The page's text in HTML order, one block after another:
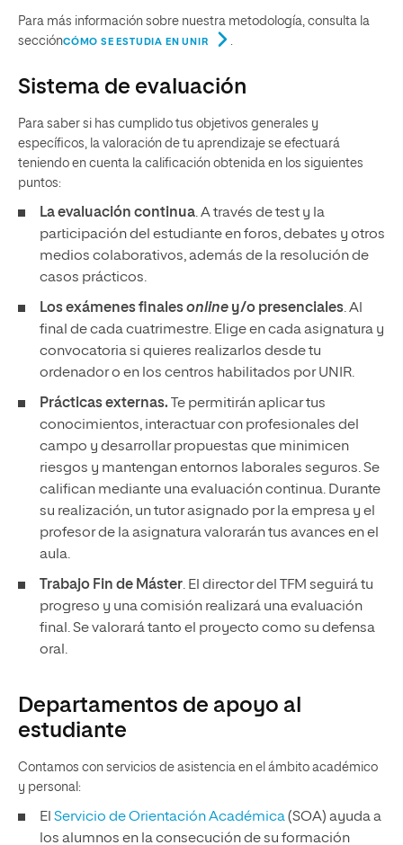
Para más información sobre nuestra metodología, consulta la
secciónCÓMO SE ESTUDIA EN UNIR .
Sistema de evaluación
Para saber si has cumplido tus objetivos generales y
específicos, la valoración de tu aprendizaje se efectuará
teniendo en cuenta la calificación obtenida en los siguientes
puntos:
La evaluación continua. A través de test y la
participación del estudiante en foros, debates y otros
medios colaborativos, además de la resolución de
casos prácticos.
Los exámenes finalesonline y/o presenciales. Al
final de cada cuatrimestre. Elige en cada asignatura y
convocatoria si quieres realizarlos desde tu
ordenador o en los centros habilitados por UNIR.
Prácticas externas.
Te permitirán aplicar tus
conocimientos, interactuar con profesionales del
campo y desarrollar propuestas que minimicen
riesgos y mantengan entornos laborales seguros. Se
califican mediante una evaluación continua. Durante
su realización, un tutor asignado por la empresa y el
profesor de la asignatura valorarán tus avances en el
aula.
Trabajo Fin de Máster. El director del TFM seguirá tu
progreso y una comisión realizará una evaluación
final. Se valorará tanto el proyecto como su defensa
oral.
Departamentos de apoyo al
estudiante
Contamos con servicios de asistencia en el ámbito académico
y personal:
El Servicio de Orientación Académica(SOA) ayuda a
los alumnos en la consecución de su formación